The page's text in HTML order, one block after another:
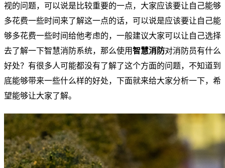
视的问题，可以说是比较重要的一点，大家应该要让自己能够
多花费一些时间来了解这一点的话，可以说是应该要让自己能
够多花费一些时间给他考虑的，一般建议大家可以让自己选择
去了解一下智慧消防系统，那么使用智慧消防对消防员有什么
好处？有很多人可能都没有了解了这个方面的问题，不知道到
底能够带来一些什么样的好处，下面就来给大家分析一下，希
望能够让大家了解。